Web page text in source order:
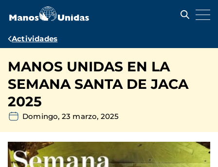
contenido
Ruta
navegación
Actividades
MANOS UNIDAS EN LA
SEMANA SANTA DE JACA
2025
Domingo, 23 marzo, 2025